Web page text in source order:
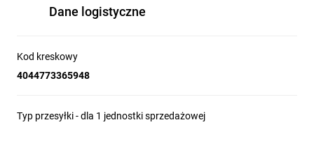
Dane logistyczne
Kod kreskowy
4044773365948
Typ przesyłki - dla 1 jednostki sprzedażowej